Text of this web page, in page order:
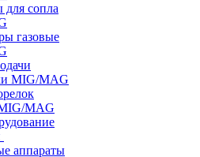
сопла
газовые
MIG/MAG
MAG
аппараты